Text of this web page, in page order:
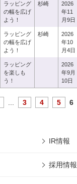
ラッピング
の幅を広げ
よう！
杉崎
2026
年11
月9日
ラッピング
の幅を広げ
よう！
杉崎
2026
年10
月4日
ラッピング
を楽しも
う！
2026
年9月
10日
3 4 5 6
IR情報
採用情報